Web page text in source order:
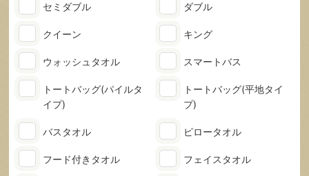
セミダブル ダブル
クイーン キング
ウォッシュタオル スマートバス
トートバッグ(パイルタ
イプ)
トートバッグ(平地タイ
プ)
バスタオル ピロータオル
フード付きタオル フェイスタオル